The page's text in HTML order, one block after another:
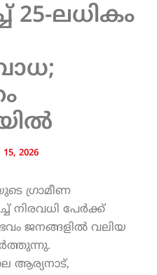
25-ലധികം
15, 2026
ഗ്രാമീണ
നിരവധി പേർക്ക്
ജനങ്ങളിൽ വലിയ
ആര്യനാട്,